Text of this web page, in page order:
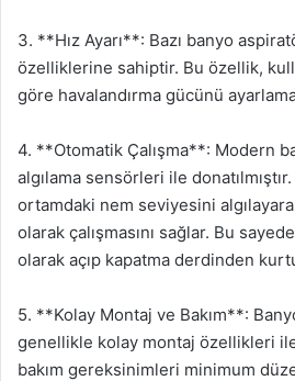
3. **Hız Ayarı**: Bazı banyo
özelliklerine sahiptir. Bu özellik,
göre havalandırma gücünü
4. **Otomatik Çalışma**: Modern
algılama sensörleri ile
ortamdaki nem seviyesini
olarak çalışmasını sağlar. Bu
olarak açıp kapatma derdinden
5. **Kolay Montaj ve Bakım**:
genellikle kolay montaj özellikleri ile
bakım gereksinimleri minimum